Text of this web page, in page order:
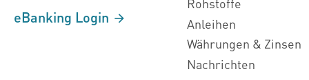
eBanking Login
Anleihen
Währungen & Zinsen
Nachrichten